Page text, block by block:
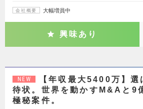
会社概要 大幅増員中
興味あり
NEW
【年収最大5400万】選
待状。世界を動かすM&Aと9
極秘案件。